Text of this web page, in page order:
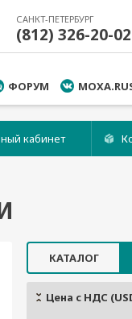
САНКТ-ПЕТЕРБУРГ
(812) 326-20-02
ФОРУМ
кабинет
КАТАЛОГ
Цена с НДС